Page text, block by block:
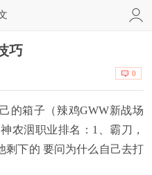
巧
0
的箱子（辣鸡GWW新战场
农洇职业排名：1、霸刀，
剩下的 要问为什么自己去打